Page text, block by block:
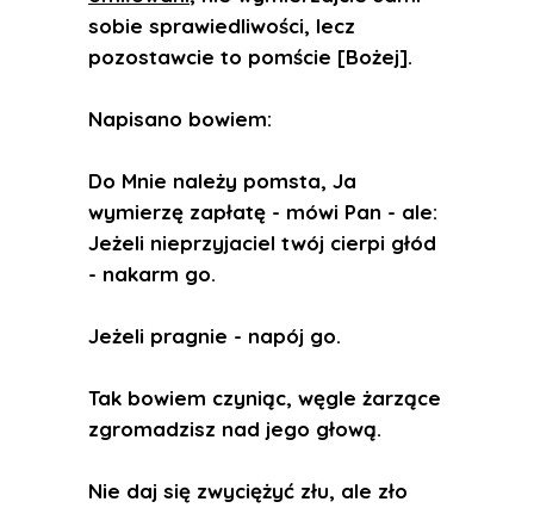
sobie sprawiedliwości, lecz
pozostawcie to pomście [Bożej].
Napisano bowiem:
Do Mnie należy pomsta, Ja
wymierzę zapłatę - mówi Pan - ale:
Jeżeli nieprzyjaciel twój cierpi głód
- nakarm go.
Jeżeli pragnie - napój go.
Tak bowiem czyniąc, węgle żarzące
zgromadzisz nad jego głową.
Nie daj się zwyciężyć złu, ale zło